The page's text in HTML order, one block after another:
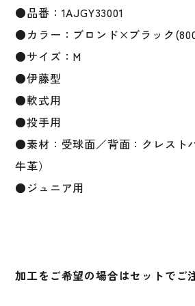
型
サ
イ
ズ
M
投
手
用
1AJGY33001
グ
ロ
ー
●品番：1AJGY33001
●カラー：ブロンド×ブラック
●サイズ：M
●伊藤型
●軟式用
●投手用
●素材：受球面／背面：クレスト
牛革）
●ジュニア用
加工をご希望の場合はセットでご